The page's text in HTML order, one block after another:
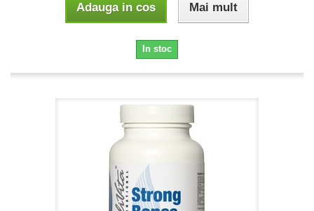
Adauga in cos Mai mult
In stoc